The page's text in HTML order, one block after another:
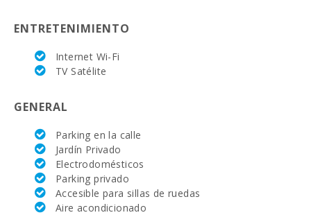
ENTRETENIMIENTO
Internet Wi-Fi
TV Satélite
GENERAL
Parking en la calle
Jardín Privado
Electrodomésticos
Parking privado
Accesible para sillas de ruedas
Aire acondicionado